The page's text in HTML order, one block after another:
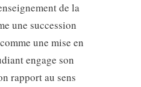
de la
une succession
une mise en
engage son
rapport au sens